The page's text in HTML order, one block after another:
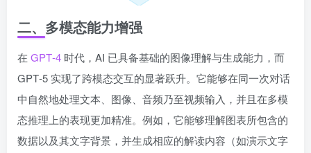
二、多模态能力增强
在 GPT‑4 时代，AI 已具备基础的图像理解与生成能力，而
GPT‑5 实现了跨模态交互的显著跃升。它能够在同一次对话
中自然地处理文本、图像、音频乃至视频输入，并且在多模
态推理上的表现更加精准。例如，它能够理解图表所包含的
数据以及其文字背景，并生成相应的解读内容（如演示文字